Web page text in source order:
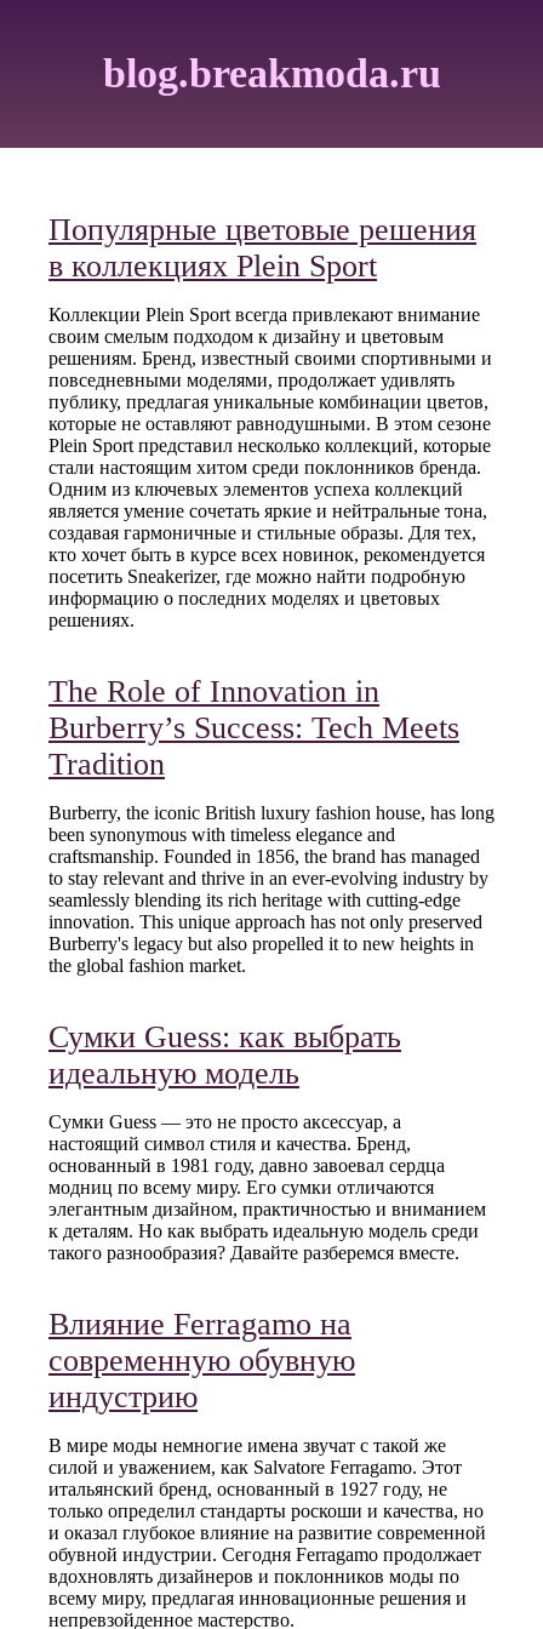
blog.breakmoda.ru
Популярные цветовые решения
в коллекциях Plein Sport
Коллекции Plein Sport всегда привлекают внимание
своим смелым подходом к дизайну и цветовым
решениям. Бренд, известный своими спортивными и
повседневными моделями, продолжает удивлять
публику, предлагая уникальные комбинации цветов,
которые не оставляют равнодушными. В этом сезоне
Plein Sport представил несколько коллекций, которые
стали настоящим хитом среди поклонников бренда.
Одним из ключевых элементов успеха коллекций
является умение сочетать яркие и нейтральные тона,
создавая гармоничные и стильные образы. Для тех,
кто хочет быть в курсе всех новинок, рекомендуется
посетить Sneakerizer, где можно найти подробную
информацию о последних моделях и цветовых
решениях.
The Role of Innovation in
Burberry’s Success: Tech Meets
Tradition
Burberry, the iconic British luxury fashion house, has long
been synonymous with timeless elegance and
craftsmanship. Founded in 1856, the brand has managed
to stay relevant and thrive in an ever-evolving industry by
seamlessly blending its rich heritage with cutting-edge
innovation. This unique approach has not only preserved
Burberry's legacy but also propelled it to new heights in
the global fashion market.
Сумки Guess: как выбрать
идеальную модель
Сумки Guess — это не просто аксессуар, а
настоящий символ стиля и качества. Бренд,
основанный в 1981 году, давно завоевал сердца
модниц по всему миру. Его сумки отличаются
элегантным дизайном, практичностью и вниманием
к деталям. Но как выбрать идеальную модель среди
такого разнообразия? Давайте разберемся вместе.
Влияние Ferragamo на
современную обувную
индустрию
В мире моды немногие имена звучат с такой же
силой и уважением, как Salvatore Ferragamo. Этот
итальянский бренд, основанный в 1927 году, не
только определил стандарты роскоши и качества, но
и оказал глубокое влияние на развитие современной
обувной индустрии. Сегодня Ferragamo продолжает
вдохновлять дизайнеров и поклонников моды по
всему миру, предлагая инновационные решения и
непревзойденное мастерство.